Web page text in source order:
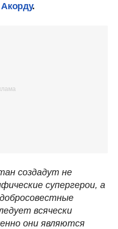
Акорду.
создадут не
супергерои, а
всячески
они являются